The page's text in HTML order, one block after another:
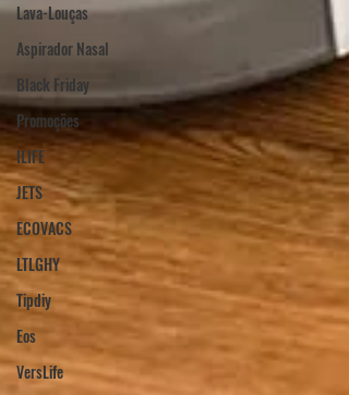
Lava-Louças
Aspirador Nasal
Black Friday
Promoções
ILIFE
JETS
ECOVACS
LTLGHY
Tipdiy
Eos
VersLife